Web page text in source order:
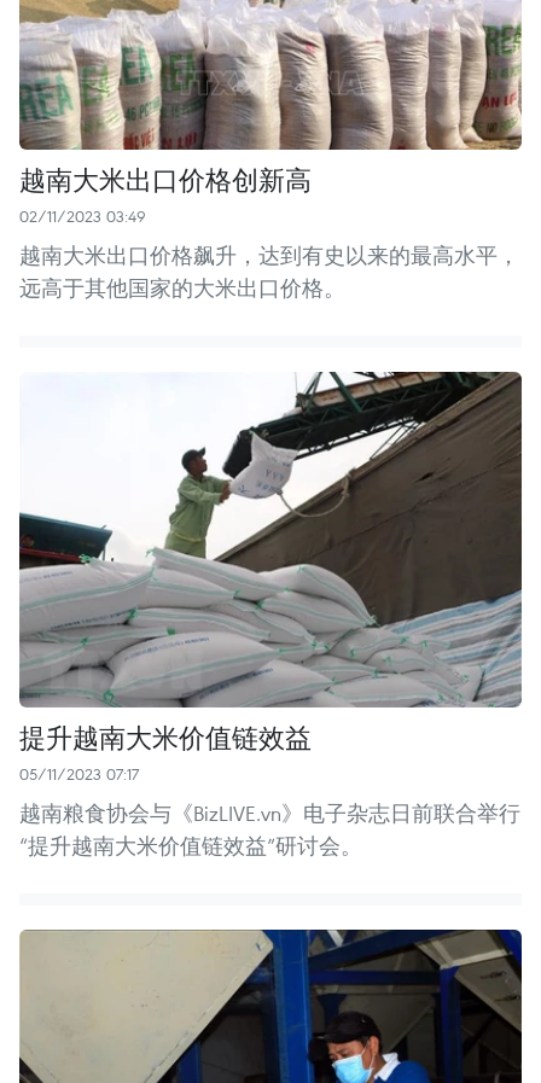
越南大米出口价格创新高
02/11/2023 03:49
越南大米出口价格飙升，达到有史以来的最高水平，
远高于其他国家的大米出口价格。
提升越南大米价值链效益
05/11/2023 07:17
越南粮食协会与《BizLIVE.vn》电子杂志日前联合举行
“提升越南大米价值链效益”研讨会。